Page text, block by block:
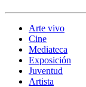
Arte vivo
Cine
Mediateca
Exposición
Juventud
Artista